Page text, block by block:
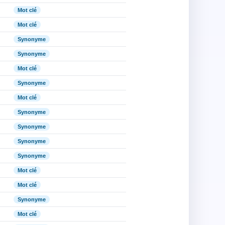
Mot clé
Mot clé
Synonyme
Synonyme
Mot clé
Synonyme
Mot clé
Synonyme
Synonyme
Synonyme
Synonyme
Mot clé
Mot clé
Synonyme
Mot clé